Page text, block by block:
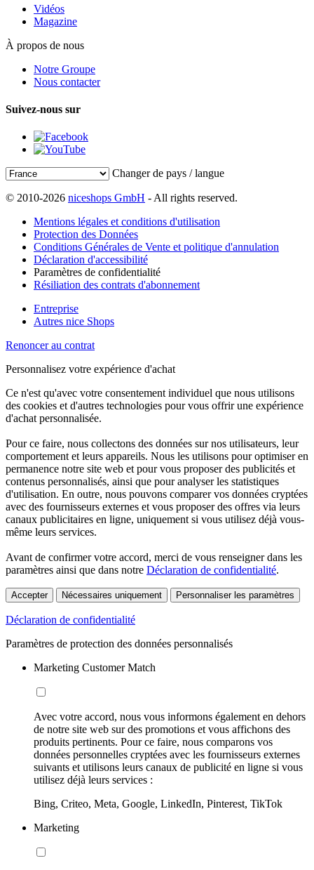
Vidéos
Magazine
À propos de nous
Notre Groupe
Nous contacter
Suivez-nous sur
Changer de pays / langue
© 2010-2026 niceshops GmbH - All rights reserved.
Mentions légales et conditions d'utilisation
Protection des Données
Conditions Générales de Vente et politique d'annulation
Déclaration d'accessibilité
Paramètres de confidentialité
Résiliation des contrats d'abonnement
Entreprise
Autres nice Shops
Renoncer au contrat
Personnalisez votre expérience d'achat
Ce n'est qu'avec votre consentement individuel que nous utilisons
des cookies et d'autres technologies pour vous offrir une expérience
d'achat personnalisée.
Pour ce faire, nous collectons des données sur nos utilisateurs, leur
comportement et leurs appareils. Nous les utilisons pour optimiser en
permanence notre site web et pour vous proposer des publicités et
contenus personnalisés, ainsi que pour analyser les statistiques
d'utilisation. En outre, nous pouvons comparer vos données cryptées
avec des fournisseurs externes et vous proposer des offres via leurs
canaux publicitaires en ligne, uniquement si vous utilisez déjà vous-
même leurs services.
Avant de confirmer votre accord, merci de vous renseigner dans les
paramètres ainsi que dans notre Déclaration de confidentialité.
Accepter Nécessaires uniquement Personnaliser les paramètres
Déclaration de confidentialité
Paramètres de protection des données personnalisés
Marketing Customer Match
Avec votre accord, nous vous informons également en dehors
de notre site web sur des promotions et vous affichons des
produits pertinents. Pour ce faire, nous comparons vos
données personnelles cryptées avec les fournisseurs externes
suivants et utilisons leurs canaux de publicité en ligne si vous
utilisez déjà leurs services :
Bing, Criteo, Meta, Google, LinkedIn, Pinterest, TikTok
Marketing